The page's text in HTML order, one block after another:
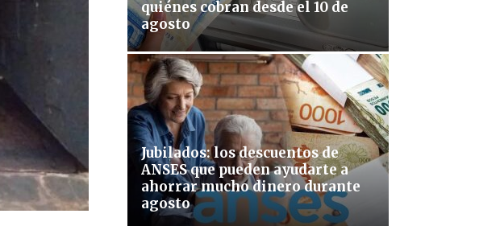
quiénes cobran desde el 10 de
agosto
Jubilados: los descuentos de
ANSES que pueden ayudarte a
ahorrar mucho dinero durante
agosto